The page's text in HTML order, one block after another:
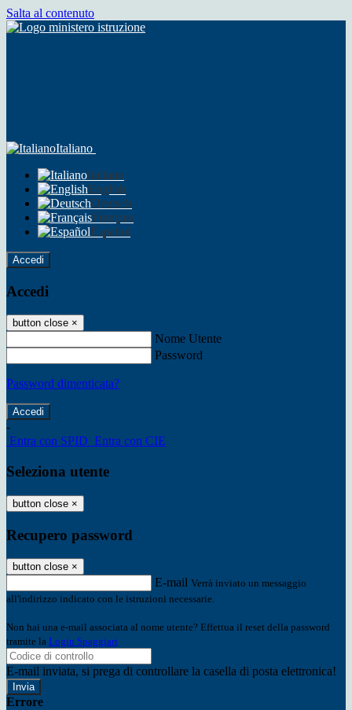
Salta al contenuto
Italiano
Italiano
English
Deutsch
Français
Español
Accedi
Accedi
button close ×
Nome Utente
Password
Password dimenticata?
-
Entra con SPID Entra con CIE
Seleziona utente
button close ×
Recupero password
button close ×
E-mail Verrà inviato un messaggio
all'indirizzo indicato con le istruzioni necessarie.
Non hai una e-mail associata al nome utente? Effettua il reset della password
tramite la Login Spaggiari
E-mail inviata, si prega di controllare la casella di posta elettronica!
Errore